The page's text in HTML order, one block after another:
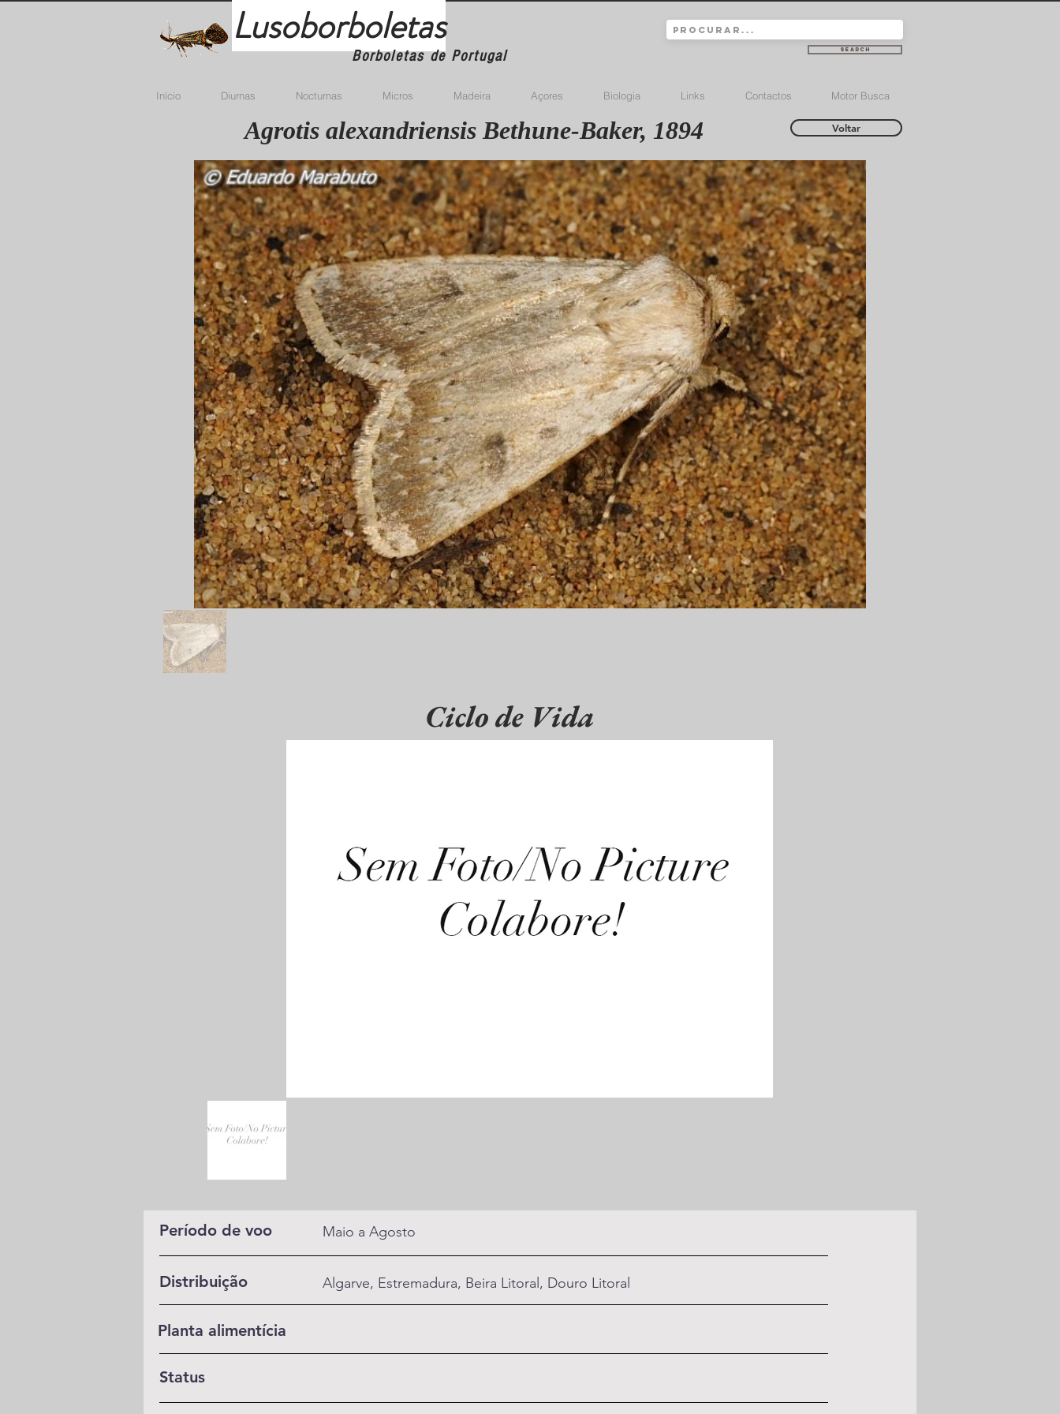
Lusoborboletas
Borboletas de Portugal Search
Início Diurnas Nocturnas Micros Madeira Açores Biologia Links Contactos Motor Busca
Agrotis alexandriensis Bethune-Baker, 1894 Voltar
Ciclo de Vida
Período de voo Maio a Agosto
Distribuição Algarve, Estremadura, Beira Litoral, Douro Litoral
Planta alimentícia
Status